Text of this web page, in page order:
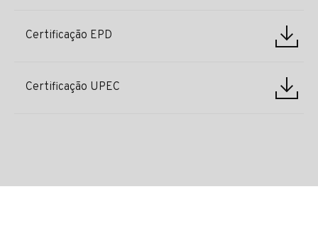
Certificação EPD
Certificação UPEC